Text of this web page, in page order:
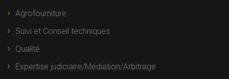
Agrofourniture
Suivi et Conseil techniques
Qualité
Expertise judiciaire/Médiation/Arbitrage